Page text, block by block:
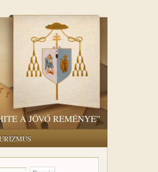
A JÖVŐ REMÉNYE”